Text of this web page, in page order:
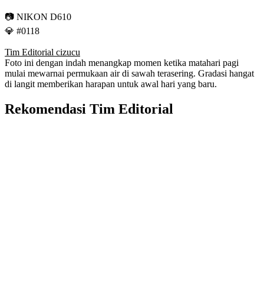
📷 NIKON D610
💎 #0118
Tim Editorial cizucu
Foto ini dengan indah menangkap momen ketika matahari pagi
mulai mewarnai permukaan air di sawah terasering. Gradasi hangat
di langit memberikan harapan untuk awal hari yang baru.
Rekomendasi Tim Editorial